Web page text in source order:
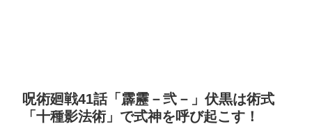
呪術廻戦41話「霹靂－弐－」伏黒は術式
「十種影法術」で式神を呼び起こす！